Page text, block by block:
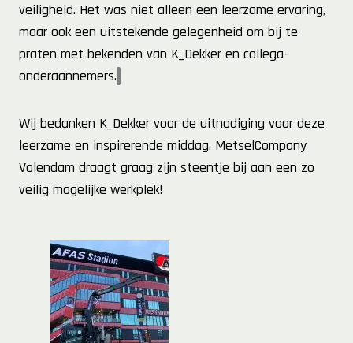
veiligheid. Het was niet alleen een leerzame ervaring,
maar ook een uitstekende gelegenheid om bij te
praten met bekenden van K_Dekker en collega-
onderaannemers.
Wij bedanken K_Dekker voor de uitnodiging voor deze
leerzame en inspirerende middag. MetselCompany
Volendam draagt graag zijn steentje bij aan een zo
veilig mogelijke werkplek!